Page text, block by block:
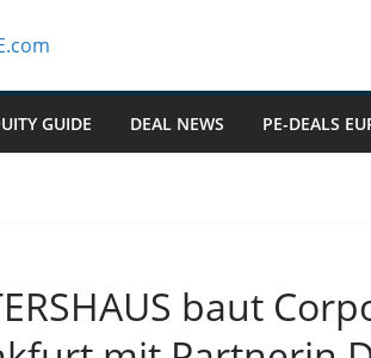
GUIDE DEAL NEWS PE-DEALS
baut